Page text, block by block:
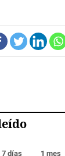
7 días 1 mes